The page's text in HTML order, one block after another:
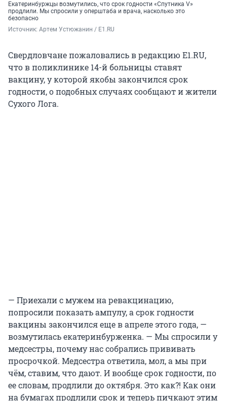
Екатеринбуржцы возмутились, что срок годности «Спутника V»
продлили. Мы спросили у оперштаба и врача, насколько это
безопасно
Источник: Артем Устюжанин / E1.RU
Свердловчане пожаловались в редакцию E1.RU,
что в поликлинике 14-й больницы ставят
вакцину, у которой якобы закончился срок
годности, о подобных случаях сообщают и жители
Сухого Лога.
— Приехали с мужем на ревакцинацию,
попросили показать ампулу, а срок годности
вакцины закончился еще в апреле этого года, —
возмутилась екатеринбурженка. — Мы спросили у
медсестры, почему нас собрались прививать
просрочкой. Медсестра ответила, мол, а мы при
чём, ставим, что дают. И вообще срок годности, по
ее словам, продлили до октября. Это как?! Как они
на бумагах продлили срок и теперь пичкают этим